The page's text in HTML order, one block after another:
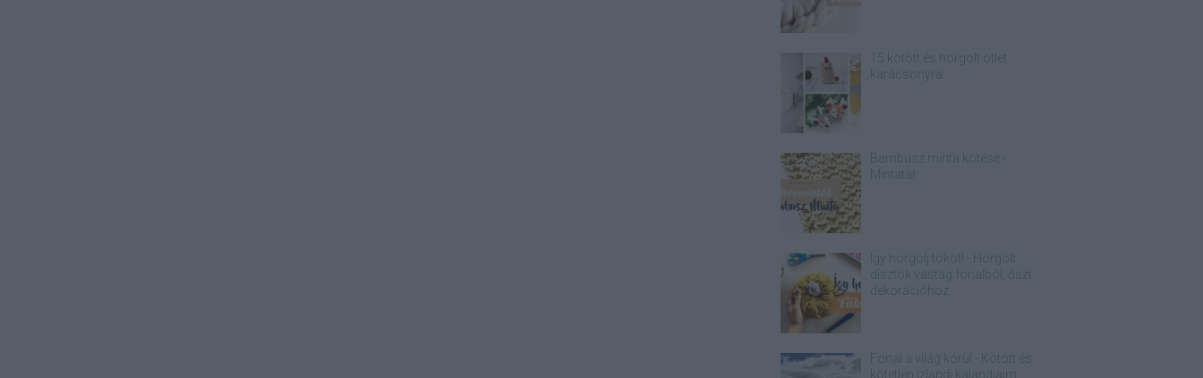
15 kötött és horgolt ötlet
karácsonyra
Bambusz minta kötése -
Mintatár
Így horgolj tököt! - Horgolt
dísztök vastag fonalból, őszi
dekorációhoz
Fonal a világ körül - Kötött és
kötetlen Izlandi kalandjaim